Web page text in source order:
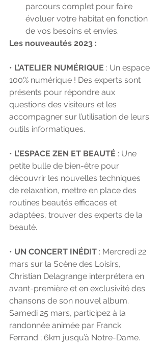
parcours complet pour faire
évoluer votre habitat en fonction
de vos besoins et envies.
Les nouveautés 2023 :
• L’ATELIER NUMÉRIQUE : Un espace
100% numérique ! Des experts sont
présents pour répondre aux
questions des visiteurs et les
accompagner sur l’utilisation de leurs
outils informatiques.
• L’ESPACE ZEN ET BEAUTÉ : Une
petite bulle de bien-être pour
découvrir les nouvelles techniques
de relaxation, mettre en place des
routines beautés efficaces et
adaptées, trouver des experts de la
beauté.
• UN CONCERT INÉDIT : Mercredi 22
mars sur la Scène des Loisirs,
Christian Delagrange interprétera en
avant-première et en exclusivité des
chansons de son nouvel album.
Samedi 25 mars, participez à la
randonnée animée par Franck
Ferrand ; 6km jusqu’à Notre-Dame.